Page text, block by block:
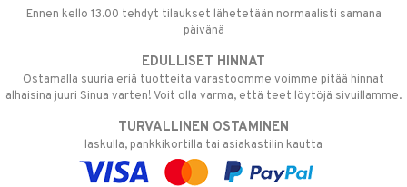
Ennen kello 13.00 tehdyt tilaukset lähetetään normaalisti samana
päivänä
EDULLISET HINNAT
Ostamalla suuria eriä tuotteita varastoomme voimme pitää hinnat
alhaisina juuri Sinua varten! Voit olla varma, että teet löytöjä sivuillamme.
TURVALLINEN OSTAMINEN
laskulla, pankkikortilla tai asiakastilin kautta